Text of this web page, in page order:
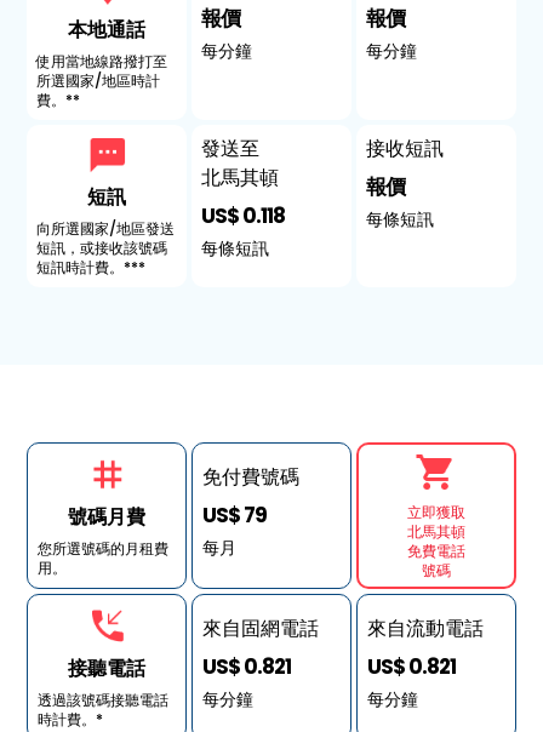
本地通話
使用當地線路撥打至
所選國家/地區時計
費。**
短訊
向所選國家/地區發送
短訊，或接收該號碼
短訊時計費。***
報價
每分鐘
發送至
北馬其頓
US$ 0.118
每條短訊
報價
每分鐘
接收短訊
報價
每條短訊
號碼月費
您所選號碼的月租費
用。
接聽電話
透過該號碼接聽電話
時計費。*
免付費號碼
US$ 79
每月
來自固網電話
US$ 0.821
每分鐘
立即獲取
北馬其頓
免費電話
號碼
來自流動電話
US$ 0.821
每分鐘